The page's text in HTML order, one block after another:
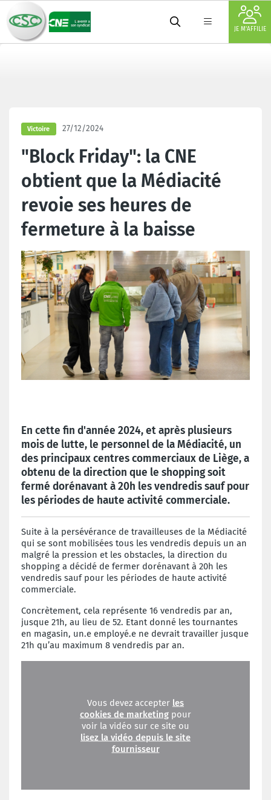
JE M'AFFILIE
Victoire 27/12/2024
"Block Friday": la CNE
obtient que la Médiacité
revoie ses heures de
fermeture à la baisse
En cette fin d'année 2024, et après plusieurs
mois de lutte, le personnel de la Médiacité, un
des principaux centres commerciaux de Liège, a
obtenu de la direction que le shopping soit
fermé dorénavant à 20h les vendredis sauf pour
les périodes de haute activité commerciale.
Suite à la persévérance de travailleuses de la Médiacité
qui se sont mobilisées tous les vendredis depuis un an
malgré la pression et les obstacles, la direction du
shopping a décidé de fermer dorénavant à 20h les
vendredis sauf pour les périodes de haute activité
commerciale.
Concrètement, cela représente 16 vendredis par an,
jusque 21h, au lieu de 52. Etant donné les tournantes
en magasin, un.e employé.e ne devrait travailler jusque
21h qu’au maximum 8 vendredis par an.
Vous devez accepter les
cookies de marketing pour
voir la vidéo sur ce site ou
lisez la vidéo depuis le site
fournisseur